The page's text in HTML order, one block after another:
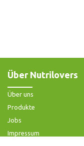
Über Nutrilovers
Über uns
Produkte
Jobs
Impressum